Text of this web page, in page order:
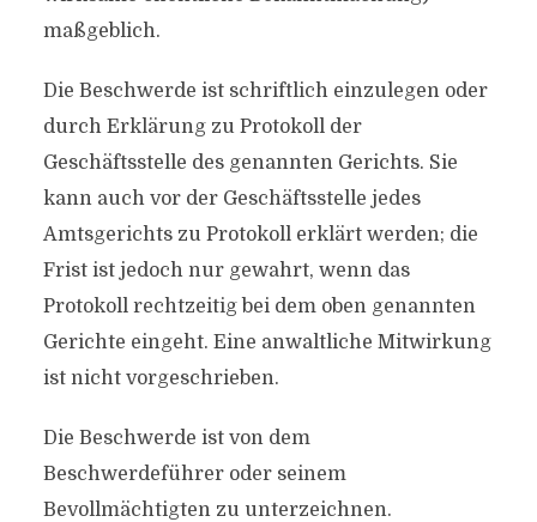
maßgeblich.
Die Beschwerde ist schriftlich einzulegen oder
durch Erklärung zu Protokoll der
Geschäftsstelle des genannten Gerichts. Sie
kann auch vor der Geschäftsstelle jedes
Amtsgerichts zu Protokoll erklärt werden; die
Frist ist jedoch nur gewahrt, wenn das
Protokoll rechtzeitig bei dem oben genannten
Gerichte eingeht. Eine anwaltliche Mitwirkung
ist nicht vorgeschrieben.
Die Beschwerde ist von dem
Beschwerdeführer oder seinem
Bevollmächtigten zu unterzeichnen.